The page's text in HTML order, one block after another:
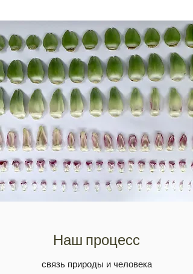
Наш процесс
связь природы и человека